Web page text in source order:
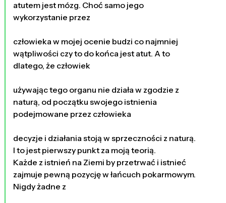
atutem jest mózg. Choć samo jego
wykorzystanie przez
człowieka w mojej ocenie budzi co najmniej
wątpliwości czy to do końca jest atut. A to
dlatego, że człowiek
używając tego organu nie działa w zgodzie z
naturą, od początku swojego istnienia
podejmowane przez człowieka
decyzje i działania stoją w sprzeczności z naturą.
I to jest pierwszy punkt za moją teorią.
Każde z istnień na Ziemi by przetrwać i istnieć
zajmuje pewną pozycję w łańcuch pokarmowym.
Nigdy żadne z